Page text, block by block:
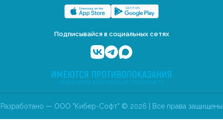
Подписывайся в социальных сетях
Разработано — ООО "Кибер-Софт" © 2026 | Все права защищены